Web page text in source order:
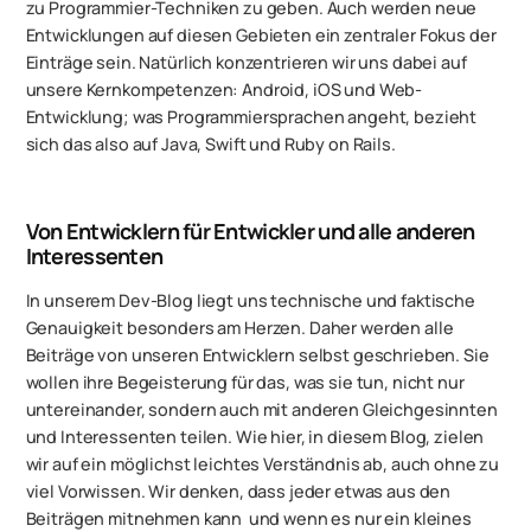
zu Programmier-Techniken zu geben. Auch werden neue
Entwicklungen auf diesen Gebieten ein zentraler Fokus der
Einträge sein. Natürlich konzentrieren wir uns dabei auf
unsere Kernkompetenzen: Android, iOS und Web-
Entwicklung; was Programmiersprachen angeht, bezieht
sich das also auf Java, Swift und Ruby on Rails.
Von Entwicklern für Entwickler und alle anderen
Interessenten
In unserem Dev-Blog liegt uns technische und faktische
Genauigkeit besonders am Herzen. Daher werden alle
Beiträge von unseren Entwicklern selbst geschrieben. Sie
wollen ihre Begeisterung für das, was sie tun, nicht nur
untereinander, sondern auch mit anderen Gleichgesinnten
und Interessenten teilen. Wie hier, in diesem Blog, zielen
wir auf ein möglichst leichtes Verständnis ab, auch ohne zu
viel Vorwissen. Wir denken, dass jeder etwas aus den
Beiträgen mitnehmen kann  und wenn es nur ein kleines